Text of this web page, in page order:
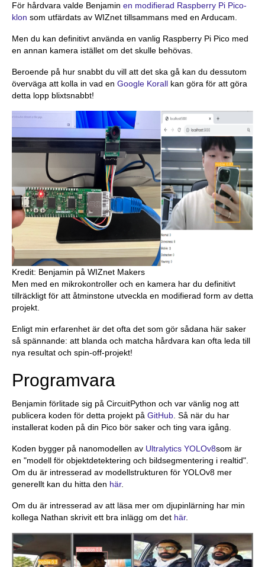
För hårdvara valde Benjamin en modifierad Raspberry Pi Pico-
klon som utfärdats av WIZnet tillsammans med en Arducam.
Men du kan definitivt använda en vanlig Raspberry Pi Pico med
en annan kamera istället om det skulle behövas.
Beroende på hur snabbt du vill att det ska gå kan du dessutom
överväga att kolla in vad en Google Korall kan göra för att göra
detta lopp blixtsnabbt!
Kredit: Benjamin på WIZnet Makers
Men med en mikrokontroller och en kamera har du definitivt
tillräckligt för att åtminstone utveckla en modifierad form av detta
projekt.
Enligt min erfarenhet är det ofta det som gör sådana här saker
så spännande: att blanda och matcha hårdvara kan ofta leda till
nya resultat och spin-off-projekt!
Programvara
Benjamin förlitade sig på CircuitPython och var vänlig nog att
publicera koden för detta projekt på GitHub. Så när du har
installerat koden på din Pico bör saker och ting vara igång.
Koden bygger på nanomodellen av Ultralytics YOLOv8som är
en "modell för objektdetektering och bildsegmentering i realtid".
Om du är intresserad av modellstrukturen för YOLOv8 mer
generellt kan du hitta den här.
Om du är intresserad av att läsa mer om djupinlärning har min
kollega Nathan skrivit ett bra inlägg om det här.